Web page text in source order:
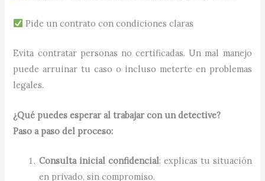
Pide un contrato con condiciones claras
Evita contratar personas no certificadas. Un mal manejo
puede arruinar tu caso o incluso meterte en problemas
legales.
¿Qué puedes esperar al trabajar con un detective?
Paso a paso del proceso:
Consulta inicial confidencial: explicas tu situación
en privado, sin compromiso.